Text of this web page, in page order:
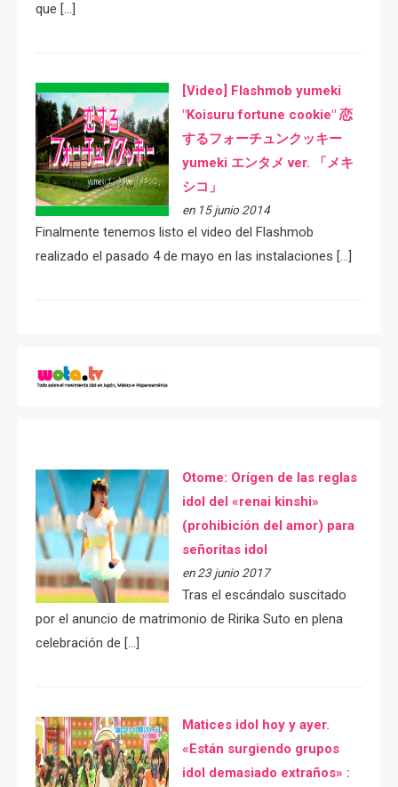
que […]
[Video] Flashmob yumeki
"Koisuru fortune cookie" 恋
するフォーチュンクッキー
yumeki エンタメ ver. 「メキ
シコ」
en 15 junio 2014
Finalmente tenemos listo el video del Flashmob
realizado el pasado 4 de mayo en las instalaciones […]
Otome: Orígen de las reglas
idol del «renai kinshi»
(prohibición del amor) para
señoritas idol
en 23 junio 2017
Tras el escándalo suscitado
por el anuncio de matrimonio de Ririka Suto en plena
celebración de […]
Matices idol hoy y ayer.
«Están surgiendo grupos
idol demasiado extraños» :